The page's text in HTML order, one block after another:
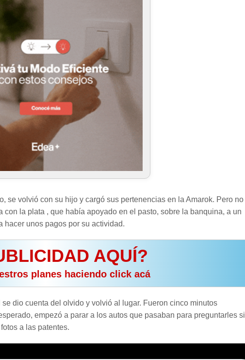
se volvió con su hijo y cargó sus pertenencias en la Amarok. Pero no
la plata , que había apoyado en el pasto, sobre la banquina, a un
hacer unos pagos por su actividad.
AQUÍ?
planes haciendo click acá
dio cuenta del olvido y volvió al lugar. Fueron cinco minutos
empezó a parar a los autos que pasaban para preguntarles
a las patentes.